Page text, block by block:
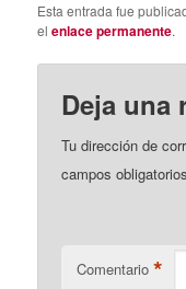
Esta entrada fue
elenlace permanente.
Deja una
Tu dirección de
campos
Comentario *